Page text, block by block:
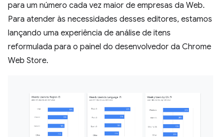
para um número cada vez maior de empresas da Web.
Para atender às necessidades desses editores, estamos
lançando uma experiência de análise de itens
reformulada para o painel do desenvolvedor da Chrome
Web Store.